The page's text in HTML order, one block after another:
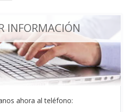
INFORMACIÓN
ahora al teléfono: